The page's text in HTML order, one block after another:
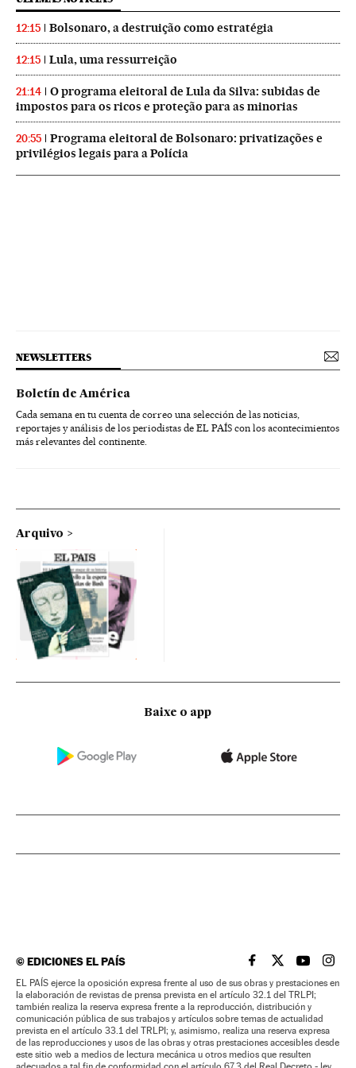
12:15 Bolsonaro, a destruição como estratégia
12:15 Lula, uma ressurreição
21:14
O programa eleitoral de Lula da Silva: subidas de
impostos para os ricos e proteção para as minorias
20:55
Programa eleitoral de Bolsonaro: privatizações e
privilégios legais para a Polícia
NEWSLETTERS
Boletín de América
Cada semana en tu cuenta de correo una selección de las noticias,
reportajes y análisis de los periodistas de EL PAÍS con los acontecimientos
más relevantes del continente.
Arquivo
Baixe o app
©EDICIONES EL PAÍS EL PAÍS BRASIL EN
EL PAÍSEL PAÍS
EL
EL PAÍS ejerce la oposición expresa frente al uso de sus obras y prestaciones en
la elaboración de revistas de prensa prevista en el artículo 32.1 del TRLPI;
también realiza la reserva expresa frente a la reproducción, distribución y
comunicación pública de sus trabajos y artículos sobre temas de actualidad
prevista en el artículo 33.1 del TRLPI; y, asimismo, realiza una reserva expresa
de las reproducciones y usos de las obras y otras prestaciones accesibles desde
este sitio web a medios de lectura mecánica u otros medios que resulten